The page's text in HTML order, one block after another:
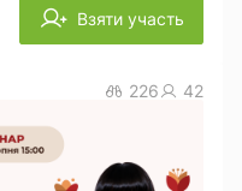
Взяти участь
226 42